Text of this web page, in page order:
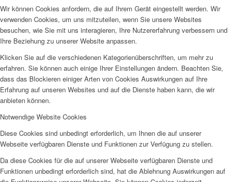
Wir können Cookies anfordern, die auf Ihrem Gerät eingestellt werden. Wir
verwenden Cookies, um uns mitzuteilen, wenn Sie unsere Websites
besuchen, wie Sie mit uns interagieren, Ihre Nutzererfahrung verbessern und
Ihre Beziehung zu unserer Website anpassen.
Klicken Sie auf die verschiedenen Kategorienüberschriften, um mehr zu
erfahren. Sie können auch einige Ihrer Einstellungen ändern. Beachten Sie,
dass das Blockieren einiger Arten von Cookies Auswirkungen auf Ihre
Erfahrung auf unseren Websites und auf die Dienste haben kann, die wir
anbieten können.
Notwendige Website Cookies
Diese Cookies sind unbedingt erforderlich, um Ihnen die auf unserer
Webseite verfügbaren Dienste und Funktionen zur Verfügung zu stellen.
Da diese Cookies für die auf unserer Webseite verfügbaren Dienste und
Funktionen unbedingt erforderlich sind, hat die Ablehnung Auswirkungen auf